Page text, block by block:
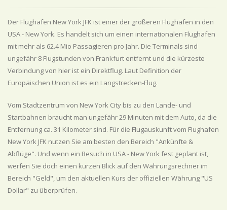
Der Flughafen New York JFK ist einer der größeren Flughäfen in den
USA - New York. Es handelt sich um einen internationalen Flughafen
mit mehr als 62.4 Mio Passagieren pro Jahr. Die Terminals sind
ungefähr 8 Flugstunden von Frankfurt entfernt und die kürzeste
Verbindung von hier ist ein Direktflug. Laut Definition der
Europäischen Union ist es ein Langstrecken-Flug.
Vom Stadtzentrum von New York City bis zu den Lande- und
Startbahnen braucht man ungefähr 29 Minuten mit dem Auto, da die
Entfernung ca. 31 Kilometer sind. Für die Flugauskunft vom Flughafen
New York JFK nutzen Sie am besten den Bereich "Ankünfte &
Abflüge". Und wenn ein Besuch in USA - New York fest geplant ist,
werfen Sie doch einen kurzen Blick auf den Währungsrechner im
Bereich "Geld", um den aktuellen Kurs der offiziellen Währung "US
Dollar" zu überprüfen.